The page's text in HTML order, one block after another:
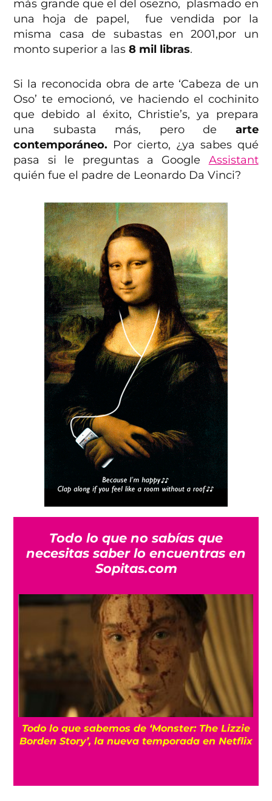
más grande que el del osezno, plasmado en
una hoja de papel, fue vendida por la
misma casa de subastas en 2001,por un
monto superior a las8 mil libras.
Si la reconocida obra de arte ‘Cabeza de un
Oso’ te emocionó, ve haciendo el cochinito
que debido al éxito, Christie’s, ya prepara
una subasta más, pero de arte
contemporáneo. Por cierto, ¿ya sabes qué
pasa si le preguntas a Google Assistant
quién fue el padre de Leonardo Da Vinci?
Todo lo que no sabías que
necesitas saber lo encuentras en
Sopitas.com
Todo lo que sabemos de ‘Monster: The Lizzie
Borden Story’, la nueva temporada en Netflix